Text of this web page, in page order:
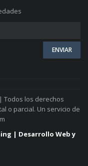
Todos los derechos
o parcial. Un servicio de
| Desarrollo Web y